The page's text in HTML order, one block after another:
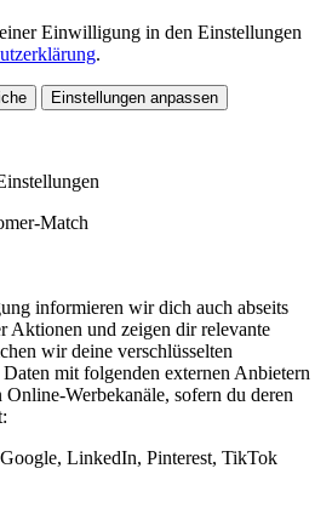
Einwilligung in den Einstellungen
.
Einstellungen anpassen
Match
informieren wir dich auch abseits
Aktionen und zeigen dir relevante
wir deine verschlüsselten
Daten mit folgenden externen Anbietern
Online-Werbekanäle, sofern du deren
LinkedIn, Pinterest, TikTok